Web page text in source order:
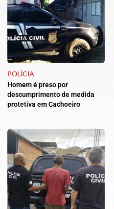
POLÍCIA
Homem é preso por
descumprimento de medida
protetiva em Cachoeiro